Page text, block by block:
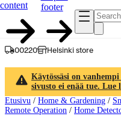
content
footer
00220 Helsinki store
Käytössäsi on
sivusto ei enää tue. Lue
Etusivu / Home & Gardening /
Remote Operation / Home